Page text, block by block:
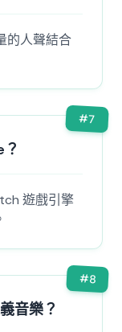
的人聲結合
#7
遊戲引擎
#8
音樂？